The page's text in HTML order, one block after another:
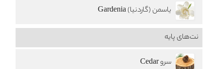
یاسمن (گاردنیا) Gardenia
نت‌های پایه
سرو Cedar